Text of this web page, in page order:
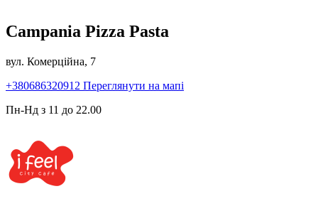
Campania Pizza Pasta
вул. Комерційна, 7
+380686320912 Переглянути на мапі
Пн-Нд з 11 до 22.00